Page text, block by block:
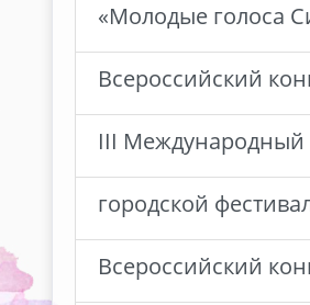
«Молодые голоса
Всероссийский
III Международный
городской
Всероссийский